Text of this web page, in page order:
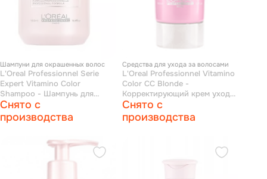
Шампуни для окрашенных волос
L'Oreal Professionnel Serie
Expert Vitamino Color
Shampoo - Шампунь для
окрашенных волос 500 мл
Снято с
производства
Средства для ухода за волосами
L'Oreal Professionnel Vitamino
Сolor CC Blonde -
Корректирующий крем уход
для блондинок 150 мл
Снято с
производства